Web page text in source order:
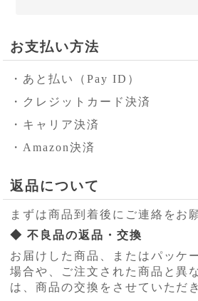
お支払い方法
・あと払い（Pay ID）
・クレジットカード決済
・キャリア決済
・Amazon決済
返品について
まずは商品到着後にご連絡をお
◆ 不良品の返品・交換
お届けした商品、またはパッケ
場合や、ご注文された商品と異
は、商品の交換をさせていただ